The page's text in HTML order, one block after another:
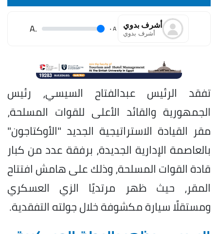
أشرف بدوي
أشرف بدوي A
.
.A
تفقد الرئيس عبدالفتاح السيسي، رئيس
الجمهورية والقائد الأعلى للقوات المسلحة،
مقر القيادة الاستراتيجية الجديد "الأوكتاجون"
بالعاصمة الإدارية الجديدة، برفقة عدد من كبار
قادة القوات المسلحة، وذلك على هامش افتتاح
المقر، حيث ظهر مرتديًا الزي العسكري
ومستقلًا سيارة مكشوفة خلال جولته التفقدية.